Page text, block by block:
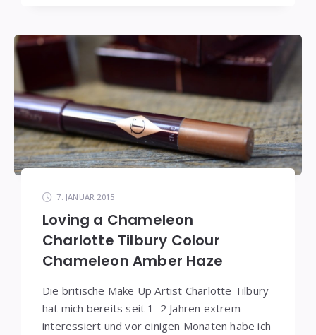
7. JANUAR 2015
Loving a Chameleon
Charlotte Tilbury Colour
Chameleon Amber Haze
Die britische Make Up Artist Charlotte Tilbury
hat mich bereits seit 1–2 Jahren extrem
interessiert und vor einigen Monaten habe ich